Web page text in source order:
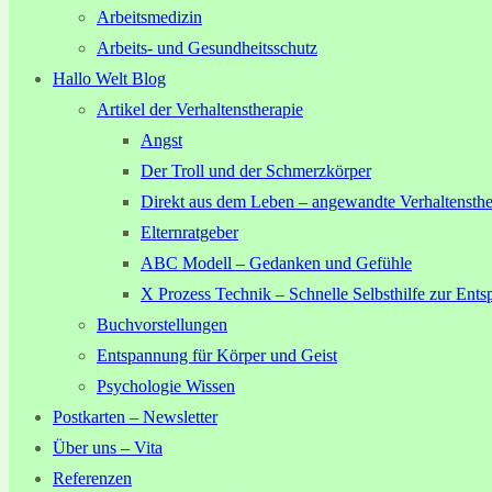
Arbeitsmedizin
Arbeits- und Gesundheitsschutz
Hallo Welt Blog
Artikel der Verhaltenstherapie
Angst
Der Troll und der Schmerzkörper
Direkt aus dem Leben – angewandte
Elternratgeber
ABC Modell – Gedanken und Gefühle
X Prozess Technik – Schnelle Selbsthilfe zur
Buchvorstellungen
Entspannung für Körper und Geist
Psychologie Wissen
Postkarten – Newsletter
Über uns – Vita
Referenzen